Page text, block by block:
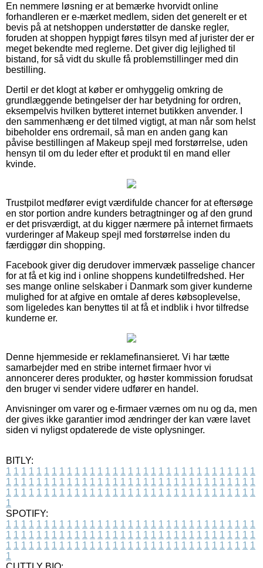
En nemmere løsning er at bemærke hvorvidt online
forhandleren er e-mærket medlem, siden det generelt er et
bevis på at netshoppen understøtter de danske regler,
foruden at shoppen hyppigt føres tilsyn med af jurister der er
meget bekendte med reglerne. Det giver dig lejlighed til
bistand, for så vidt du skulle få problemstillinger med din
bestilling.
Dertil er det klogt at køber er omhyggelig omkring de
grundlæggende betingelser der har betydning for ordren,
eksempelvis hvilken bytteret internet butikken anvender. I
den sammenhæng er det tilmed vigtigt, at man når som helst
bibeholder ens ordremail, så man en anden gang kan
påvise bestillingen af Makeup spejl med forstørrelse, uden
hensyn til om du leder efter et produkt til en mand eller
kvinde.
Trustpilot medfører evigt værdifulde chancer for at eftersøge
en stor portion andre kunders betragtninger og af den grund
er det prisværdigt, at du kigger nærmere på internet firmaets
vurderinger af Makeup spejl med forstørrelse inden du
færdiggør din shopping.
Facebook giver dig derudover immervæk passelige chancer
for at få et kig ind i online shoppens kundetilfredshed. Her
ses mange online selskaber i Danmark som giver kunderne
mulighed for at afgive en omtale af deres købsoplevelse,
som ligeledes kan benyttes til at få et indblik i hvor tilfredse
kunderne er.
Denne hjemmeside er reklamefinansieret. Vi har tætte
samarbejder med en stribe internet firmaer hvor vi
annoncerer deres produkter, og høster kommission forudsat
den bruger vi sender videre udfører en handel.
Anvisninger om varer og e-firmaer værnes om nu og da, men
der gives ikke garantier imod ændringer der kan være lavet
siden vi nyligst opdaterede de viste oplysninger.
BITLY:
1 1 1 1 1 1 1 1 1 1 1 1 1 1 1 1 1 1 1 1 1 1 1 1 1 1 1 1 1 1 1 1 1
1 1 1 1 1 1 1 1 1 1 1 1 1 1 1 1 1 1 1 1 1 1 1 1 1 1 1 1 1 1 1 1 1
1 1 1 1 1 1 1 1 1 1 1 1 1 1 1 1 1 1 1 1 1 1 1 1 1 1 1 1 1 1 1 1 1
1
SPOTIFY:
1 1 1 1 1 1 1 1 1 1 1 1 1 1 1 1 1 1 1 1 1 1 1 1 1 1 1 1 1 1 1 1 1
1 1 1 1 1 1 1 1 1 1 1 1 1 1 1 1 1 1 1 1 1 1 1 1 1 1 1 1 1 1 1 1 1
1 1 1 1 1 1 1 1 1 1 1 1 1 1 1 1 1 1 1 1 1 1 1 1 1 1 1 1 1 1 1 1 1
1